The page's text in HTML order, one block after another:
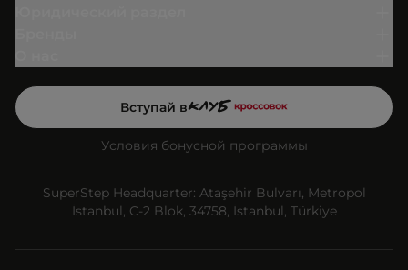
Вступай в
Условия бонусной программы
SuperStep Headquarter: Ataşehir Bulvarı, Metropol
İstanbul, C-2 Blok, 34758, İstanbul, Türkiye